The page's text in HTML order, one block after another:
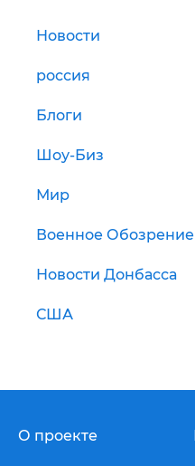
Новости
россия
Блоги
Шоу-Биз
Мир
Военное Обозрение
Новости Донбасса
США
О проекте